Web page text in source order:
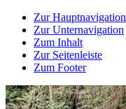
Zur Hauptnavigation
Zur Unternavigation
Zum Inhalt
Zur Seitenleiste
Zum Footer